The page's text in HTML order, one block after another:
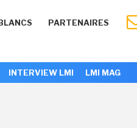
PARTENAIRES
INTERVIEW LMI LMI MAG